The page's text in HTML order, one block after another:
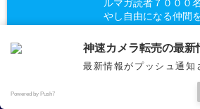
稼ぐ力を身に着け自由を得る
ルマガ読者７０００
やし自由になる仲間
詳しいプロ
最新情報がプッシュ通知
Powered by Push7